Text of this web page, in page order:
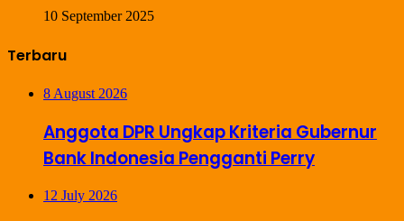
10 September 2025
Terbaru
8 August 2026
Anggota DPR Ungkap Kriteria Gubernur
Bank Indonesia Pengganti Perry
12 July 2026